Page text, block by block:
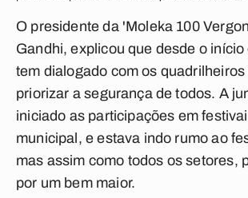
O presidente da 'Moleka 100
Gandhi, explicou que desde o
tem dialogado com os quadrilheiros
priorizar a segurança de todos. A
iniciado as participações em
municipal, e estava indo rumo ao
mas assim como todos os setores,
por um bem maior.